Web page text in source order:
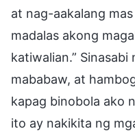
at nag-aakalang
madalas akong
katiwalian.” Sinasabi
mababaw, at
kapag binobola ako
ito ay nakikita ng